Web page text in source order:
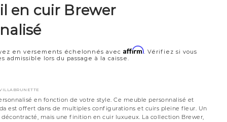
en cuir Brewer
en versements échelonnés avecAffirm. Vérifiez si vous
admissible lors du passage à la caisse.
en fonction de votre style. Ce meuble personnalisé et
est offert dans de multiples configurations et cuirs pleine fleur. Un
décontracté, mais une finition en cuir luxueux. La collection Brewer,